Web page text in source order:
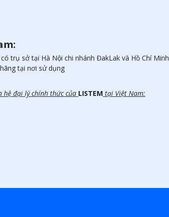
trụ sở tại Hà Nội chi nhánh ĐakLak và Hồ Chí Minh
tại nơi sử dụng
hệ đại lý chính thức của LISTEM tại Việt Nam: